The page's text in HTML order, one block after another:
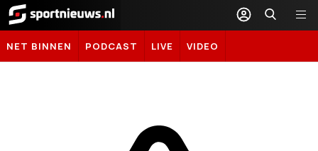
Sportnieuws.nl
NET BINNEN PODCAST LIVE VIDEO